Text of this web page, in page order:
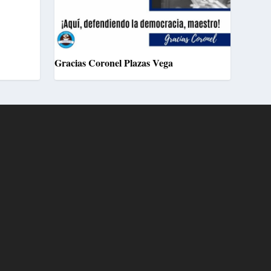
Gracias Coronel Plazas Vega